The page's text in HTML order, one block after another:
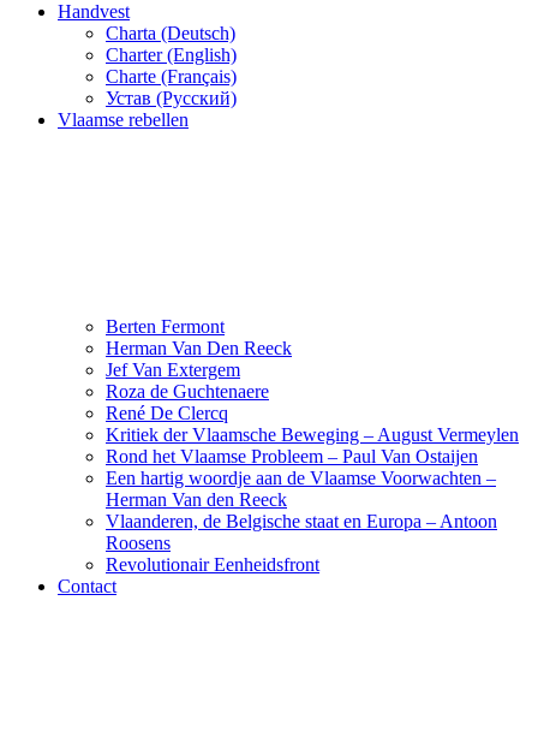
Handvest
Charta (Deutsch)
Charter (English)
Charte (Français)
Устав (Pусский)
Vlaamse rebellen
Berten Fermont
Herman Van Den Reeck
Jef Van Extergem
Roza de Guchtenaere
René De Clercq
Kritiek der Vlaamsche Beweging – August Vermeylen
Rond het Vlaamse Probleem – Paul Van Ostaijen
Een hartig woordje aan de Vlaamse Voorwachten –
Herman Van den Reeck
Vlaanderen, de Belgische staat en Europa – Antoon
Roosens
Revolutionair Eenheidsfront
Contact